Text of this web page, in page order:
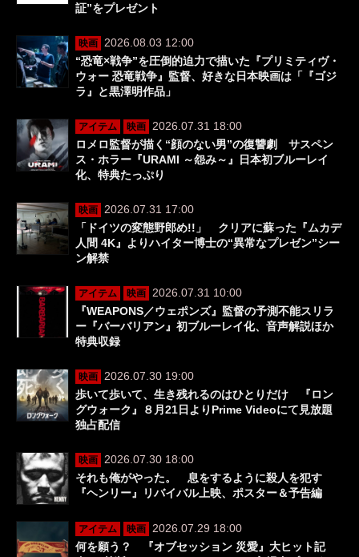
証”をプレゼント
映画
2026.08.03 12:00
“恐竜×戦争”を圧倒的迫力で描いた『プリミティヴ・
ウォー 恐竜戦争』監督、好きな日本映画は「『ゴジ
ラ』と黒澤明作品」
アイテム 映画
2026.07.31 18:00
ロメロ監督が描く“顔のない男”の復讐劇 サスペン
ス・ホラー『URAMI ～怨み～』日本初ブルーレイ
化、特典たっぷり
映画
2026.07.31 17:00
「ドイツの変態野郎め!!」 クリアに蘇った『ムカデ
人間 4K』よりハイター博士の“異常なプレゼン”シー
ン解禁
アイテム 映画
2026.07.31 10:00
『WEAPONS／ウェポンズ』監督の予測不能スリラ
ー『バーバリアン』初ブルーレイ化、音声解説ほか
特典収録
映画
2026.07.30 19:00
歩いて歩いて、生き残れるのはひとりだけ 『ロン
グウォーク』８月21日よりPrime Videoにて見放題
独占配信
映画
2026.07.30 18:00
それも俺がやった。 息をするように殺人を犯す
『ヘンリー』リバイバル上映、ポスター＆予告編
アイテム 映画
2026.07.29 18:00
何を願う？ 『オブセッション 災愛』大ヒット記